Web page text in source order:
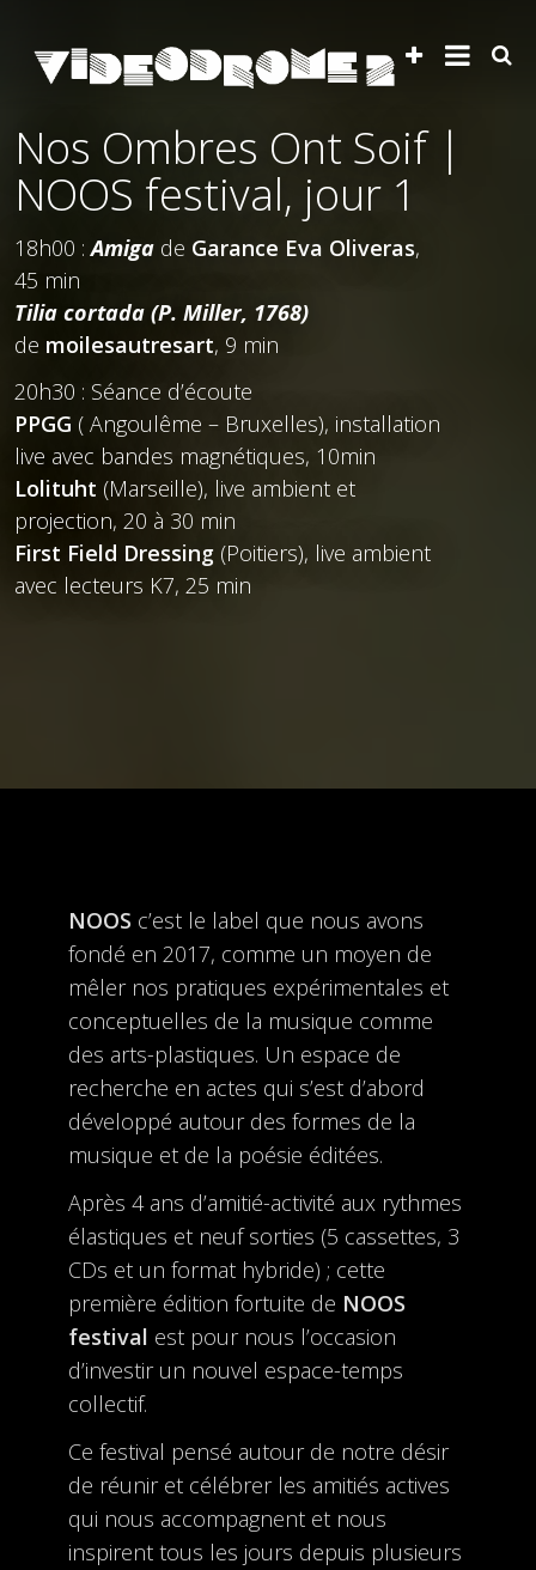
Nos Ombres Ont Soif |
NOOS festival, jour 1
18h00 : Amiga de Garance Eva Oliveras,
45 min
Tilia cortada (P. Miller, 1768)
de moilesautresart, 9 min
20h30 : Séance d’écoute
PPGG ( Angoulême – Bruxelles), installation
live avec bandes magnétiques, 10min
Lolituht (Marseille), live ambient et
projection, 20 à 30 min
First Field Dressing (Poitiers), live ambient
avec lecteurs K7, 25 min
NOOS c’est le label que nous avons
fondé en 2017, comme un moyen de
mêler nos pratiques expérimentales et
conceptuelles de la musique comme
des arts-plastiques. Un espace de
recherche en actes qui s’est d’abord
développé autour des formes de la
musique et de la poésie éditées.
Après 4 ans d’amitié-activité aux rythmes
élastiques et neuf sorties (5 cassettes, 3
CDs et un format hybride) ; cette
première édition fortuite de NOOS
festival est pour nous l’occasion
d’investir un nouvel espace-temps
collectif.
Ce festival pensé autour de notre désir
de réunir et célébrer les amitiés actives
qui nous accompagnent et nous
inspirent tous les jours depuis plusieurs